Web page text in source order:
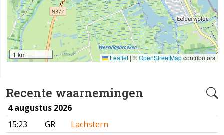
Recente waarnemingen
4 augustus 2026
15:23
GR
Lachstern
1 km Leaflet | ©OpenStreetMapcontributors